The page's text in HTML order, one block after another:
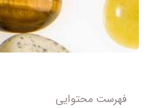
فهرست محتوایی